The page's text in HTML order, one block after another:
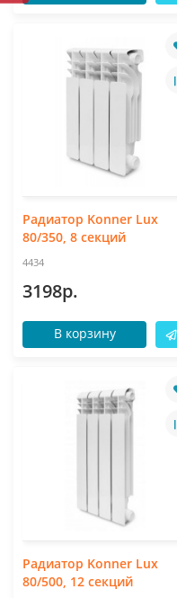
Радиатор Konner Lux
80/350, 8 секций
4434
3198р.
В корзину
Радиатор Konner Lux
80/500, 12 секций